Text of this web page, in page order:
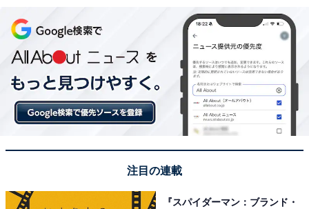
注目の連載
『スパイダーマン：ブランド・